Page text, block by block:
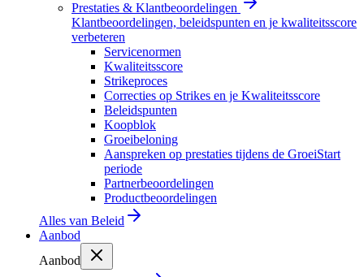
Prestaties & Klantbeoordelingen
Klantbeoordelingen, beleidspunten en je kwaliteitsscore
verbeteren
Servicenormen
Kwaliteitsscore
Strikeproces
Correcties op Strikes en je Kwaliteitsscore
Beleidspunten
Koopblok
Groeibeloning
Aanspreken op prestaties tijdens de GroeiStart
periode
Partnerbeoordelingen
Productbeoordelingen
Alles van Beleid
Aanbod
Aanbod